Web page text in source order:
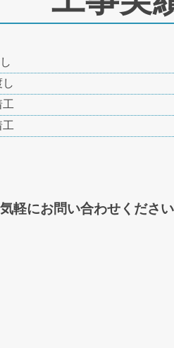
軽にお問い合わせくださ